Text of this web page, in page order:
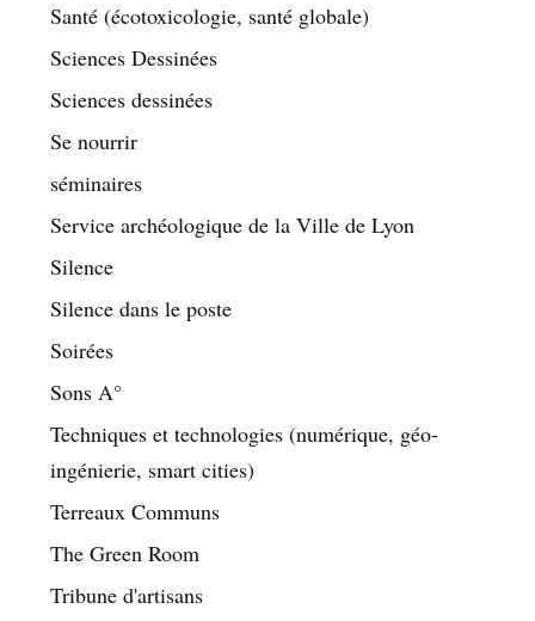
Santé (écotoxicologie, santé globale)
Sciences Dessinées
Sciences dessinées
Se nourrir
séminaires
Service archéologique de la Ville de Lyon
Silence
Silence dans le poste
Soirées
Sons A°
Techniques et technologies (numérique, géo-
ingénierie, smart cities)
Terreaux Communs
The Green Room
Tribune d'artisans